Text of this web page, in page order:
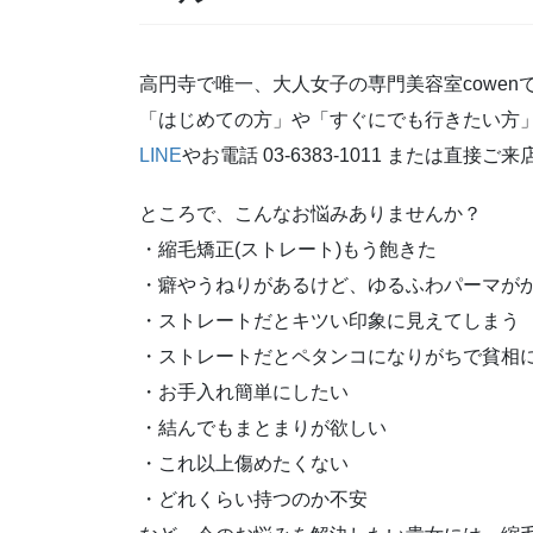
高円寺で唯一、大人女子の専門美容室cowen
「はじめての方」や「すぐにでも行きたい
LINEやお電話 03-6383-1011 または直接ご来
ところで、こんなお悩みありませんか？
・縮毛矯正(ストレート)もう飽きた
・癖やうねりがあるけど、ゆるふわパーマが
・ストレートだとキツい印象に見えてしまう
・ストレートだとペタンコになりがちで貧相
・お手入れ簡単にしたい
・結んでもまとまりが欲しい
・これ以上傷めたくない
・どれくらい持つのか不安